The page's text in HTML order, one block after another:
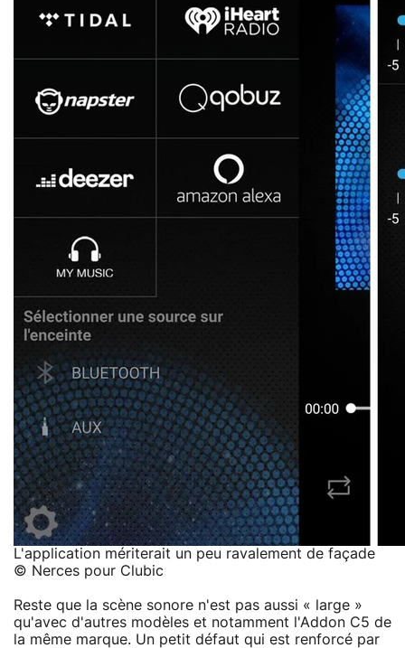
L'application mériterait un peu ravalement de façade
© Nerces pour Clubic
Reste que la scène sonore n'est pas aussi « large »
qu'avec d'autres modèles et notamment l'Addon C5 de
la même marque. Un petit défaut qui est renforcé par